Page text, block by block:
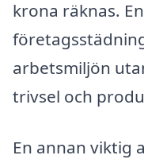
krona räknas.
arbetsmiljön
trivsel och
En annan viktig